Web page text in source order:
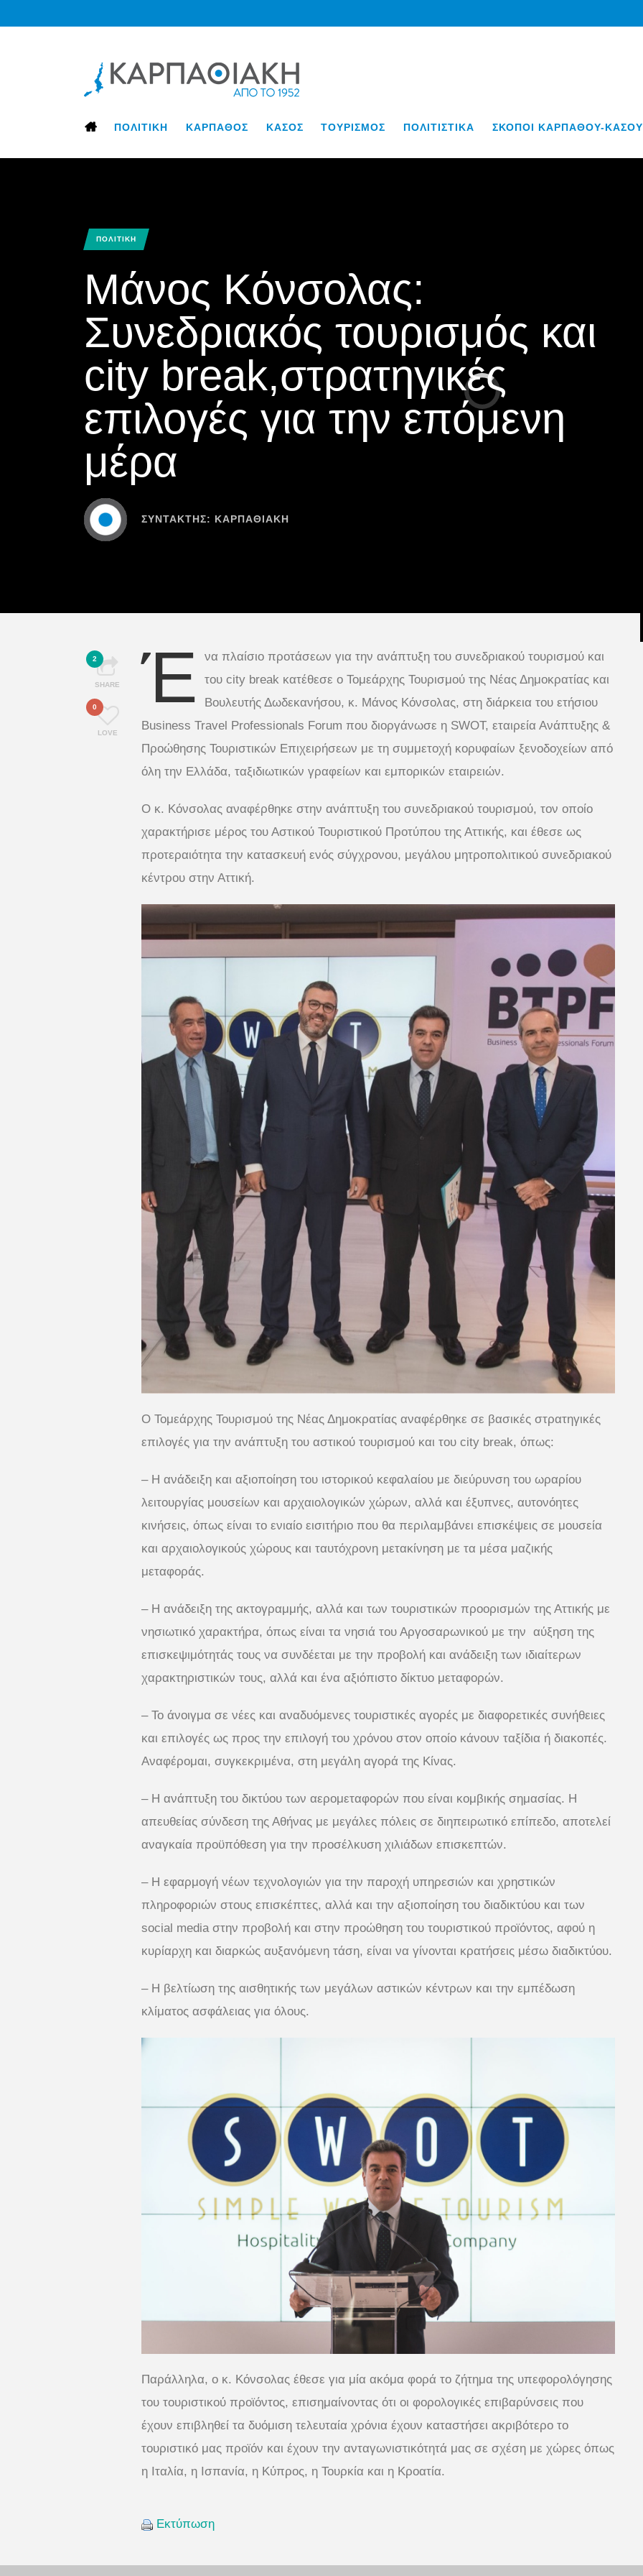
ΠΟΛΙΤΙΚΗ ΚΑΡΠΑΘΟΣ ΚΑΣΟΣ ΤΟΥΡΙΣΜΟΣ ΠΟΛΙΤΙΣΤΙΚΑ ΣΚΟΠΟΙ ΚΑΡΠΑΘΟΥ-ΚΑΣΟΥ
ΠΟΛΙΤΙΚΗ
Μάνος Κόνσολας:
Συνεδριακός τουρισμός και
city break,στρατηγικές
επιλογές για την επόμενη
μέρα
ΣΥΝΤΆΚΤΗΣ: ΚΑΡΠΑΘΙΑΚΗ
2
SHARE
0
LOVE
Έ
να πλαίσιο προτάσεων για την ανάπτυξη του συνεδριακού τουρισμού και
του city break κατέθεσε ο Τομεάρχης Τουρισμού της Νέας Δημοκρατίας και
Βουλευτής Δωδεκανήσου, κ. Μάνος Κόνσολας, στη διάρκεια του ετήσιου
Business Travel Professionals Forum που διοργάνωσε η SWOT, εταιρεία Ανάπτυξης &
Προώθησης Τουριστικών Επιχειρήσεων με τη συμμετοχή κορυφαίων ξενοδοχείων από
όλη την Ελλάδα, ταξιδιωτικών γραφείων και εμπορικών εταιρειών.
Ο κ. Κόνσολας αναφέρθηκε στην ανάπτυξη του συνεδριακού τουρισμού, τον οποίο
χαρακτήρισε μέρος του Αστικού Τουριστικού Προτύπου της Αττικής, και έθεσε ως
προτεραιότητα την κατασκευή ενός σύγχρονου, μεγάλου μητροπολιτικού συνεδριακού
κέντρου στην Αττική.
Ο Τομεάρχης Τουρισμού της Νέας Δημοκρατίας αναφέρθηκε σε βασικές στρατηγικές
επιλογές για την ανάπτυξη του αστικού τουρισμού και του city break, όπως:
– Η ανάδειξη και αξιοποίηση του ιστορικού κεφαλαίου με διεύρυνση του ωραρίου
λειτουργίας μουσείων και αρχαιολογικών χώρων, αλλά και έξυπνες, αυτονόητες
κινήσεις, όπως είναι το ενιαίο εισιτήριο που θα περιλαμβάνει επισκέψεις σε μουσεία
και αρχαιολογικούς χώρους και ταυτόχρονη μετακίνηση με τα μέσα μαζικής
μεταφοράς.
– Η ανάδειξη της ακτογραμμής, αλλά και των τουριστικών προορισμών της Αττικής με
νησιωτικό χαρακτήρα, όπως είναι τα νησιά του Αργοσαρωνικού με την αύξηση της
επισκεψιμότητάς τους να συνδέεται με την προβολή και ανάδειξη των ιδιαίτερων
χαρακτηριστικών τους, αλλά και ένα αξιόπιστο δίκτυο μεταφορών.
– Το άνοιγμα σε νέες και αναδυόμενες τουριστικές αγορές με διαφορετικές συνήθειες
και επιλογές ως προς την επιλογή του χρόνου στον οποίο κάνουν ταξίδια ή διακοπές.
Αναφέρομαι, συγκεκριμένα, στη μεγάλη αγορά της Κίνας.
– Η ανάπτυξη του δικτύου των αερομεταφορών που είναι κομβικής σημασίας. Η
απευθείας σύνδεση της Αθήνας με μεγάλες πόλεις σε διηπειρωτικό επίπεδο, αποτελεί
αναγκαία προϋπόθεση για την προσέλκυση χιλιάδων επισκεπτών.
– Η εφαρμογή νέων τεχνολογιών για την παροχή υπηρεσιών και χρηστικών
πληροφοριών στους επισκέπτες, αλλά και την αξιοποίηση του διαδικτύου και των
social media στην προβολή και στην προώθηση του τουριστικού προϊόντος, αφού η
κυρίαρχη και διαρκώς αυξανόμενη τάση, είναι να γίνονται κρατήσεις μέσω διαδικτύου.
– Η βελτίωση της αισθητικής των μεγάλων αστικών κέντρων και την εμπέδωση
κλίματος ασφάλειας για όλους.
Παράλληλα, ο κ. Κόνσολας έθεσε για μία ακόμα φορά το ζήτημα της υπεφορολόγησης
του τουριστικού προϊόντος, επισημαίνοντας ότι οι φορολογικές επιβαρύνσεις που
έχουν επιβληθεί τα δυόμιση τελευταία χρόνια έχουν καταστήσει ακριβότερο το
τουριστικό μας προϊόν και έχουν την ανταγωνιστικότητά μας σε σχέση με χώρες όπως
η Ιταλία, η Ισπανία, η Κύπρος, η Τουρκία και η Κροατία.
Εκτύπωση